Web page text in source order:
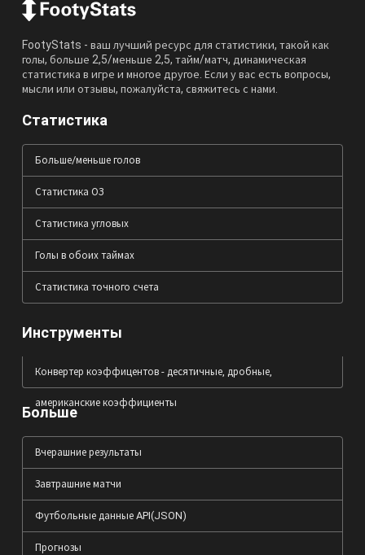
FootyStats - ваш лучший ресурс для статистики, такой как
голы, больше 2,5/меньше 2,5, тайм/матч, динамическая
статистика в игре и многое другое. Если у вас есть вопросы,
мысли или отзывы, пожалуйста, свяжитесь с нами.
Статистика
Больше/меньше голов
Статистика ОЗ
Статистика угловых
Голы в обоих таймах
Статистика точного счета
Инструменты
Конвертер коэффицентов - десятичные, дробные,
американские коэффициенты
Больше
Вчерашние результаты
Завтрашние матчи
Футбольные данные API(JSON)
Прогнозы